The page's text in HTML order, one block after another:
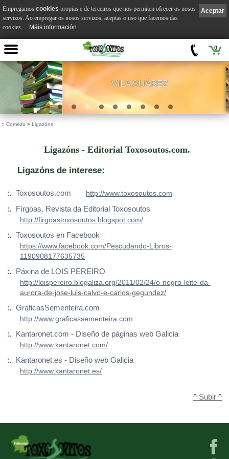
0
VILA SUÁREZ
:: Comezo > Ligazóns
Ligazóns - Editorial Toxosoutos.com.
Ligazóns de interese:
:. Toxosoutos.com
http://www.toxosoutos.com
:.
Fírgoas. Revista da Editorial Toxosoutos
http://firgoastoxosoutos.blogspot.com/
:.
Toxosoutos en Facebook
https://www.facebook.com/Pescudando-Libros-
1190908177635735
:.
Páxina de LOIS PEREIRO
http://loispereiro.blogaliza.org/2011/02/24/o-negro-leite-da-
aurora-de-jose-luis-calvo-e-carlos-gegundez/
:.
GraficasSementeira.com
http://www.graficassementeira.com
:.
Kantaronet.com - Diseño de páginas web Galicia
http://www.kantaronet.com/
:.
Kantaronet.es - Diseño web Galicia
http://www.kantaronet.es/
^ Subir ^
Aceptar
Empregamos cookies propias e de terceiros que nos permiten ofrecer os nosos
servizos. Ao empregar os nosos servizos, aceptas o uso que facemos das
cookies.
Máis información